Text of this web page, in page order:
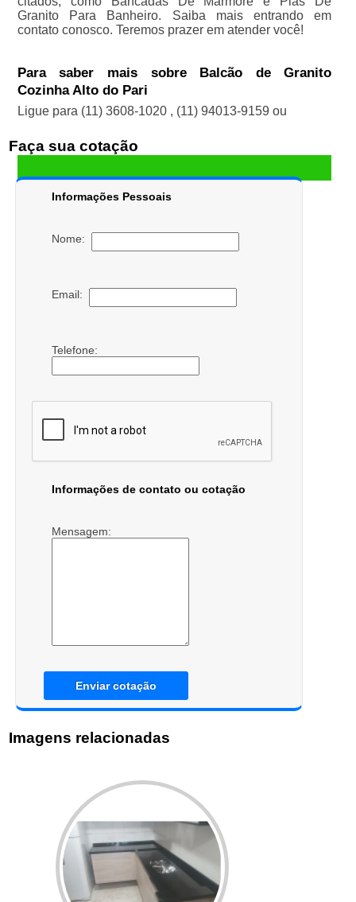
Granito Para Banheiro. Saiba mais entrando em
contato conosco. Teremos prazer em atender você!
Para saber mais sobre Balcão de Granito
Cozinha Alto do Pari
Ligue para (11) 3608-1020 , (11) 94013-9159 ou
Faça sua cotação
Informações Pessoais
Nome:
Email:
Telefone:
Informações de contato ou cotação
Mensagem:
Enviar cotação
Imagens relacionadas